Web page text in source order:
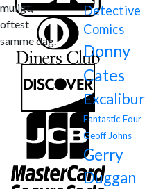
muligt,
oftest
samme dag.
Detective
Comics
Donny
Cates
Excalibur
Fantastic Four
Geoff Johns
Gerry
Duggan